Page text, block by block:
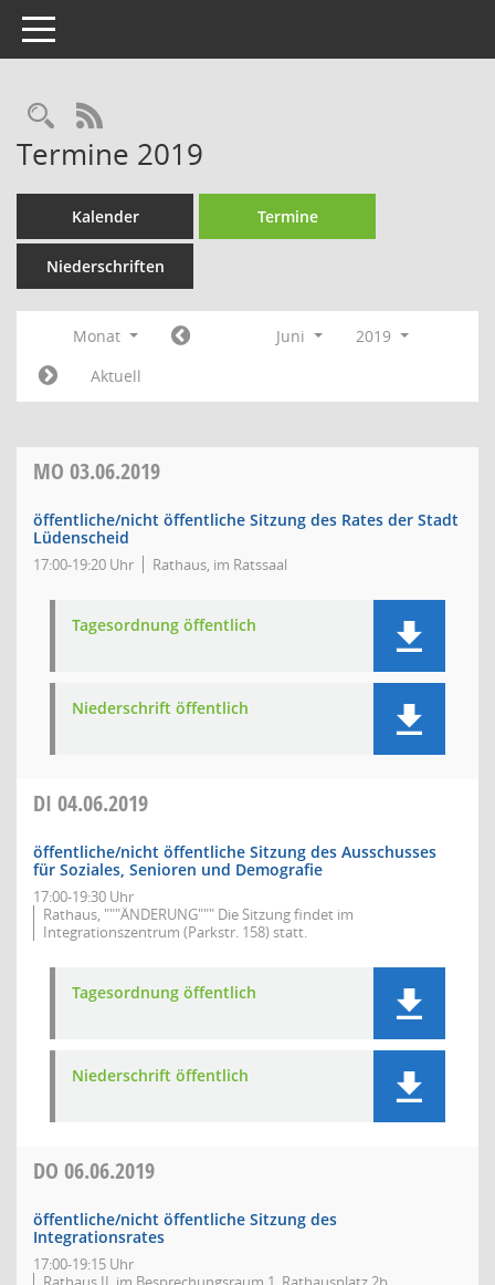
Toggle navigation
Rechercheauswahl
RSS-Feed
Termine 2019
Kalender Termine
Niederschriften
Monat Juni
2019
Aktuell
MO 03.06.2019
öffentliche/nicht öffentliche Sitzung des Rates der Stadt
Lüdenscheid
17:00-19:20 Uhr Rathaus, im Ratssaal
Tagesordnung öffentlich
Niederschrift öffentlich
DI 04.06.2019
öffentliche/nicht öffentliche Sitzung des Ausschusses
für Soziales, Senioren und Demografie
17:00-19:30 Uhr
Rathaus, """ÄNDERUNG""" Die Sitzung findet im
Integrationszentrum (Parkstr. 158) statt.
Tagesordnung öffentlich
Niederschrift öffentlich
DO 06.06.2019
öffentliche/nicht öffentliche Sitzung des
Integrationsrates
17:00-19:15 Uhr